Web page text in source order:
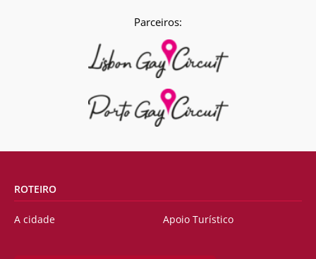
Parceiros:
ROTEIRO
A cidade Apoio Turístico